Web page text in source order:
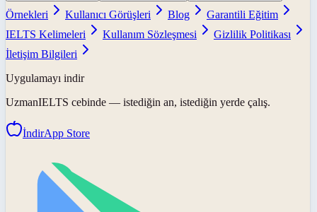
Örnekleri
Kullanıcı Görüşleri Blog
Garantili Eğitim
IELTS Kelimeleri
Kullanım Sözleşmesi
Gizlilik Politikası
İletişim Bilgileri
Uygulamayı indir
UzmanIELTS cebinde — istediğin an, istediğin yerde çalış.
İndirApp Store